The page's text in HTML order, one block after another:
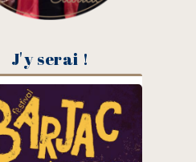
J'y serai !